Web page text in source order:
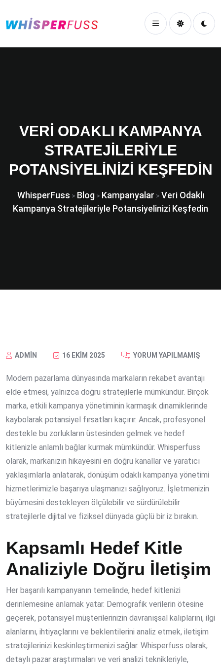
VERI ODAKLI KAMPANYA
STRATEJILERIYLE
POTANSIYELINIZI KEŞFEDIN
WhisperFuss > Blog> Kampanyalar > Veri Odaklı
Kampanya Stratejileriyle Potansiyelinizi Keşfedin
ADMIN 16 EKIM 2025 YORUM YAPILMAMIŞ
Modern pazarlama dünyasında markaların rekabet avantajı
elde etmesi, yalnızca doğru stratejilerle mümkündür. Birçok
marka, etkili kampanya yönetiminin karmaşık dinamiklerinde
kaybolarak potansiyel fırsatları kaçırır. Ancak, profesyonel
destekle bu zorlukların üstesinden gelmek ve hedef
kitlenizle anlamlı bağlar kurmak mümkündür. Whisperfuss
olarak, markanızın hikayesini en doğru kanallar ve yaratıcı
yaklaşımlarla anlatarak, dönüşüm odaklı kampanya yönetimi
hizmetlerimizle başarıya ulaşmanızı sağlıyoruz. İşletmenizin
büyümesini destekleyen ölçülebilir ve sürdürülebilir
stratejilerle dijital ve fiziksel dünyada güçlü bir iz bırakın.
Kapsamlı Hedef Kitle
Analiziyle Doğru İletişim
Her başarılı kampanyanın temelinde, hedef kitlenizi
derinlemesine anlamak yatar. Demografik verilerin ötesine
geçerek, potansiyel müşterilerinizin davranışsal kalıplarını, ilgi
alanlarını, ihtiyaçlarını ve beklentilerini analiz etmek, iletişim
stratejilerinizi keskinleştirmenizi sağlar. Whisperfuss olarak,
detaylı pazar araştırmaları ve veri analizi teknikleriyle,